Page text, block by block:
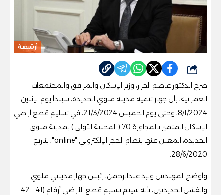
أرشيفية
شارك
صرح الدكتور عاصم الجزار، وزير الإسكان والمرافق والمجتمعات
العمرانية، بأن جهاز تنمية مدينة ملوي الجديدة، سيبدأ يوم الإثنين
8/1/2024، وحتى يوم الخميس 21/3/2024، في تسليم قطع أراضي
الإسكان المتميز بالمجاورة 70 ( المحلية الأولى ) بمدينة ملوي
الجديدة، المعلن عنها بنظام الحجز الإلكتروني "online"، بتاريخ
28/6/2020.
وأوضح المهندس وليد عبدالرحمن، رئيس جهاز مدينتي ملوي
والفشن الجديدتين، بأنه سيتم تسليم قطع الأراضي أرقام (41 – 42 –